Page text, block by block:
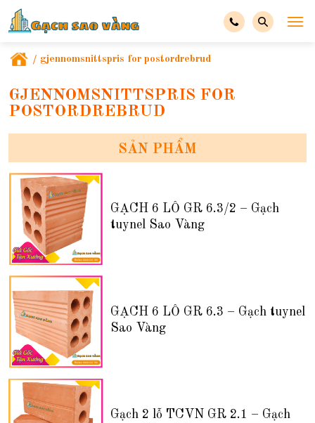
/ gjennomsnittspris for postordrebrud
GJENNOMSNITTSPRIS FOR
POSTORDREBRUD
SẢN PHẨM
GẠCH 6 LỖ GR 6.3/2 – Gạch
tuynel Sao Vàng
GẠCH 6 LỖ GR 6.3 – Gạch tuynel
Sao Vàng
Gạch 2 lỗ TCVN GR 2.1 – Gạch